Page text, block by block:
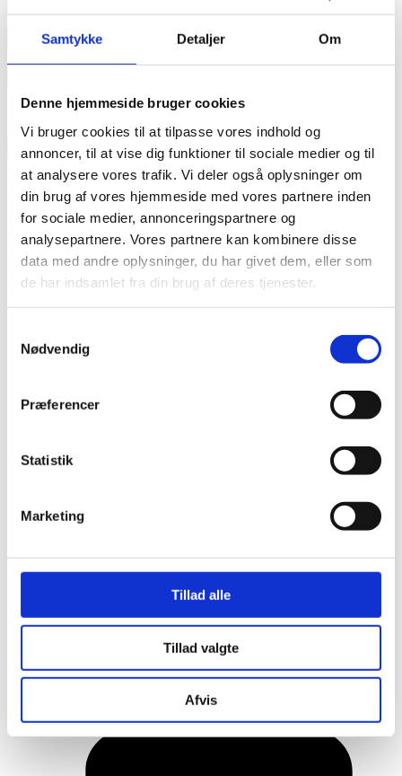
Samtykke Detaljer Om
Denne hjemmeside bruger cookies
Vi bruger cookies til at tilpasse vores indhold og
annoncer, til at vise dig funktioner til sociale medier og til
at analysere vores trafik. Vi deler også oplysninger om
din brug af vores hjemmeside med vores partnere inden
for sociale medier, annonceringspartnere og
analysepartnere. Vores partnere kan kombinere disse
data med andre oplysninger, du har givet dem, eller som
de har indsamlet fra din brug af deres tjenester.
Nødvendig
Præferencer
Statistik
Marketing
Tillad alle
Tillad valgte
Afvis
annonce
RAINBOW BUSINESS DENMARK
Her er alle vinderne fra årets Danish
Rainbow Awards